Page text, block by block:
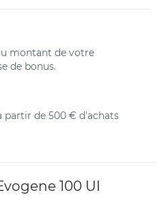
montant de votre
de bonus.
partir de 500 € d'achats
100 UI